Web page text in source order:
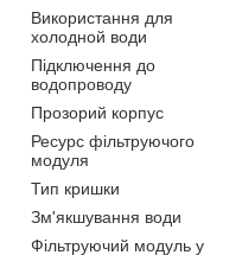
Використання для
холодной води
Підключення до
водопроводу
Прозорий корпус
Ресурс фільтруючого
модуля
Тип кришки
Зм'якшування води
Фільтруючий модуль у